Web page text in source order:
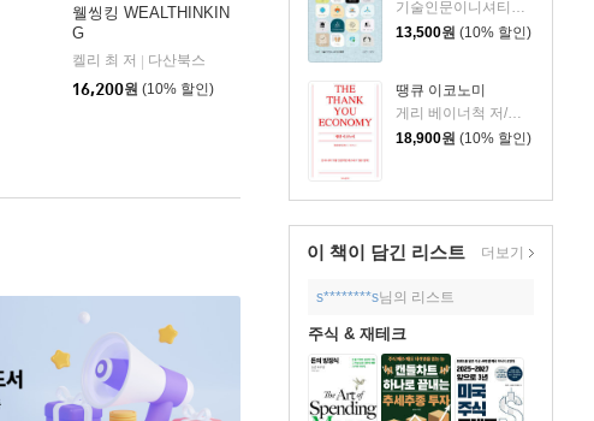
13,500원 (10% 할인)
땡큐 이코노미
게리 베이너척 저/박선주 역
18,900원 (10% 할인)
이 책이 담긴 리스트 더보기
s********s님의 리스트
주식 & 재테크
웰씽킹 WEALTHINKIN
G
켈리 최 저
다산북스
16,200원 (10% 할인)